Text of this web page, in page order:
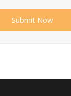
Submit Now